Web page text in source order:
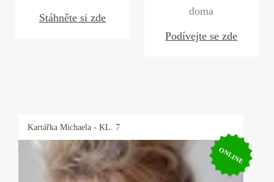
Stáhněte si zde
doma
Podívejte se zde
Kartářka Michaela - KL. 7
ONLINE